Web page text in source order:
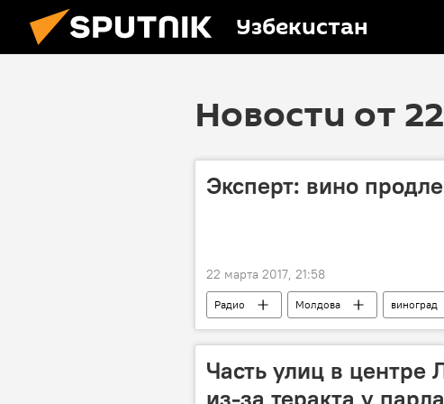
Узбекистан
Новости от
Эксперт: вино
22 марта 2017, 21:58
Радио Молдова виноград
Часть улиц в центре